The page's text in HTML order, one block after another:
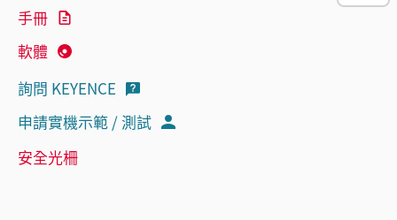
手冊
軟體
詢問 KEYENCE
申請實機示範 / 測試
安全光柵